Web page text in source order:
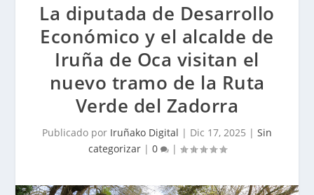
La diputada de Desarrollo
Económico y el alcalde de
Iruña de Oca visitan el
nuevo tramo de la Ruta
Verde del Zadorra
Publicado por Iruñako Digital | Dic 17, 2025 | Sin
categorizar| 0 |